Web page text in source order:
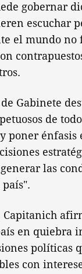
gobernar
escuchar
el mundo no
Gabinete
de
poner énfasis
las
en quiebra
políticas
con